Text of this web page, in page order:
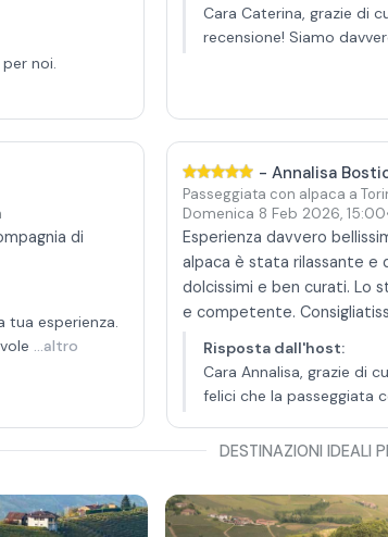
noi.
Cara Caterina, grazie di
recensione! Siamo
di
tua esperienza.
...altro
- Annalisa
Passeggiata con alpaca a
Domenica 8 Feb 2026, 15:00
Esperienza davvero
alpaca è stata rilassante e
dolcissimi e ben curati. Lo
e competente.
Risposta dall'host:
Cara Annalisa, grazie di
felici che la passeggiata
DESTINAZIONI IDEALI